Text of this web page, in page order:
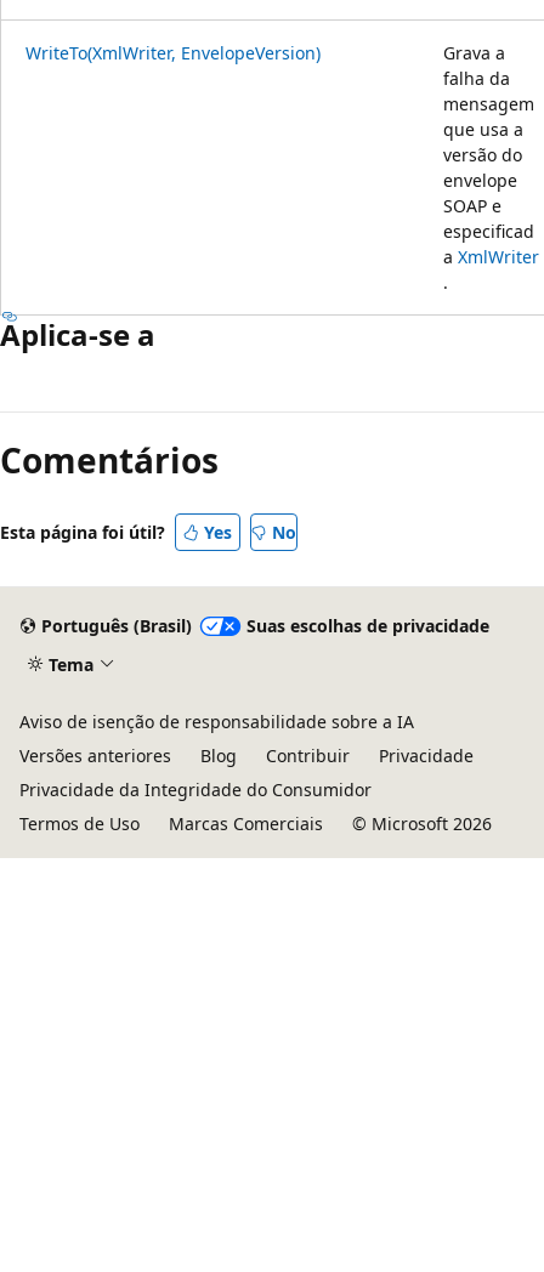
WriteTo(XmlWriter, EnvelopeVersion)
Grava a
falha da
mensagem
que usa a
versão do
envelope
SOAP e
especificad
a XmlWriter
.
Aplica-se a
Comentários
Esta página foi útil? Yes No
Português (Brasil)
Suas escolhas de privacidade
Tema
Aviso de isenção de responsabilidade sobre a IA
Versões anteriores
Blog Contribuir
Privacidade
Privacidade da Integridade do Consumidor
Termos de Uso
Marcas Comerciais © Microsoft 2026